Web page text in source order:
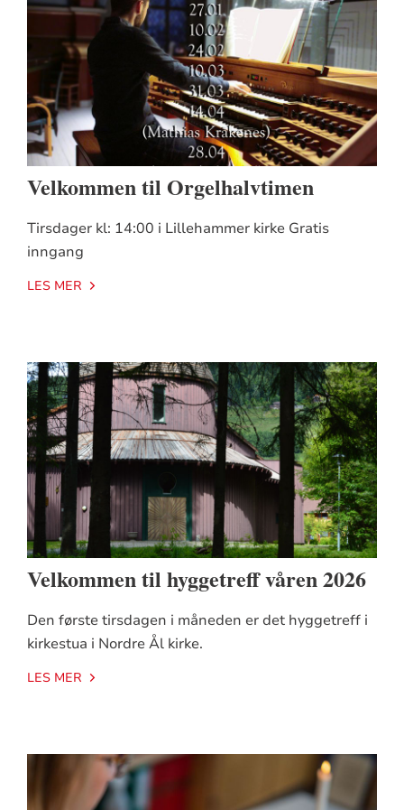
Velkommen til Orgelhalvtimen
Tirsdager kl: 14:00 i Lillehammer kirke Gratis
inngang
LES MER
Velkommen til hyggetreff våren 2026
Den første tirsdagen i måneden er det hyggetreff i
kirkestua i Nordre Ål kirke.
LES MER